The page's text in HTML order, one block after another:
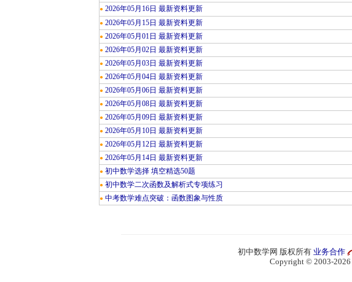
● 2026年05月16日 最新资料更新
● 2026年05月15日 最新资料更新
● 2026年05月01日 最新资料更新
● 2026年05月02日 最新资料更新
● 2026年05月03日 最新资料更新
● 2026年05月04日 最新资料更新
● 2026年05月06日 最新资料更新
● 2026年05月08日 最新资料更新
● 2026年05月09日 最新资料更新
● 2026年05月10日 最新资料更新
● 2026年05月12日 最新资料更新
● 2026年05月14日 最新资料更新
● 初中数学选择 填空精选50题
● 初中数学二次函数及解析式专项练习
● 中考数学难点突破：函数图象与性质
初中数学网 版权所有 业务合作
Copyright © 2003-2026